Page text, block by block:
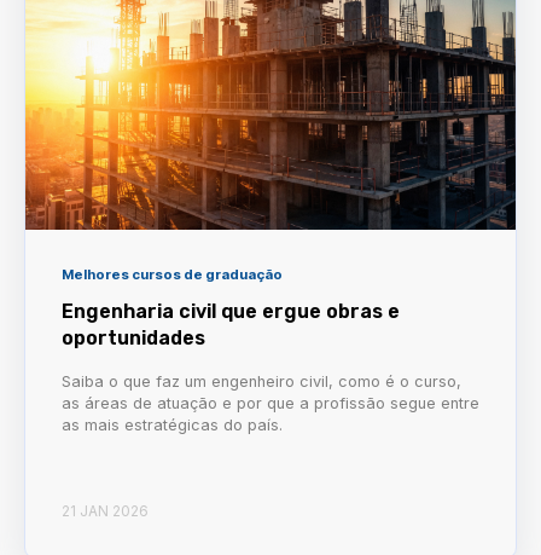
Melhores cursos de graduação
Engenharia civil que ergue obras e
oportunidades
Saiba o que faz um engenheiro civil, como é o curso,
as áreas de atuação e por que a profissão segue entre
as mais estratégicas do país.
21 JAN 2026